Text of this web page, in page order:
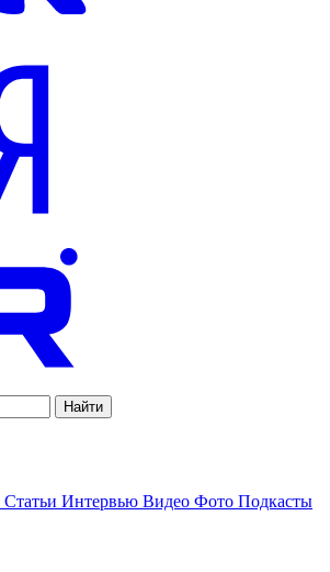
Найти
Статьи Интервью Видео Фото Подкасты